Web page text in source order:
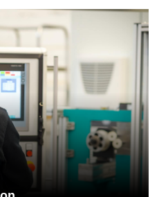
gibt es einen genauen Plan,
werden muss, um die
zu gewährleisten.